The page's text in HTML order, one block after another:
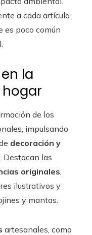
a cada artículo
es poco común
la
de los
impulsando
decoración y
Destacan las
originales,
ilustrativos y
y mantas.
artesanales, como